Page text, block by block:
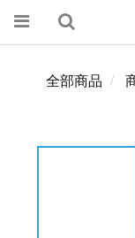
全部商品